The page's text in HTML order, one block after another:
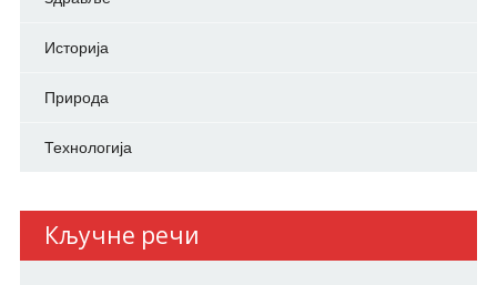
Историја
Природа
Технологија
Кључне речи